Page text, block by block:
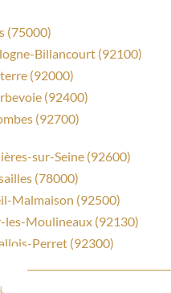
(75000)
Billancourt (92100)
(92000)
(92400)
(92700)
sur-Seine (92600)
(78000)
Malmaison (92500)
les-Moulineaux (92130)
Perret (92300)